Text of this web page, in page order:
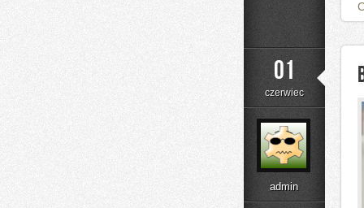
01
czerwiec
admin